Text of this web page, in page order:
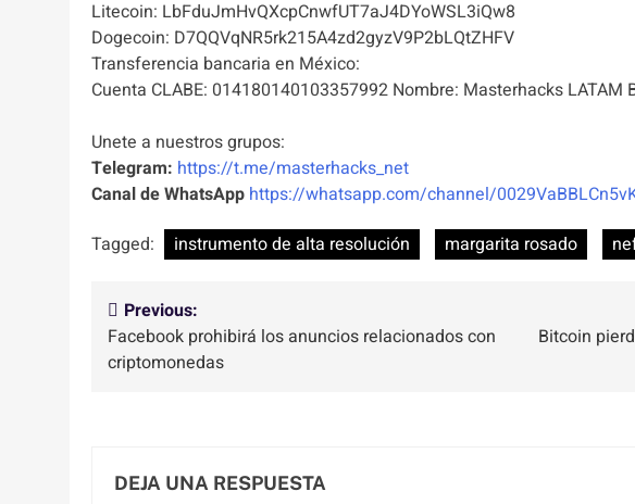
Litecoin: LbFduJmHvQXcpCnwfUT7aJ4DYoWSL3iQw8
Dogecoin: D7QQVqNR5rk215A4zd2gyzV9P2bLQtZHFV
Transferencia bancaria en México:
Cuenta CLABE: 014180140103357992 Nombre: Masterhacks LATAM
Unete a nuestros grupos:
Telegram: https://t.me/masterhacks_net
Canal de WhatsApp https://whatsapp.com/channel/
Tagged:
instrumento de alta resolución margarita rosado
Navegación
de
Previous:
Facebook prohibirá los anuncios relacionados con
criptomonedas
Bitcoin
DEJA UNA RESPUESTA